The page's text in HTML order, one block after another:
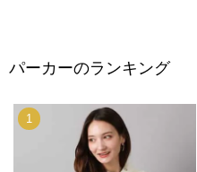
パーカーのランキング
1